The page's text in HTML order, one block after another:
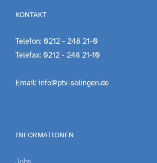
KONTAKT
Telefon: 0212 - 248 21-0
Telefax: 0212 - 248 21-10
Email: info@ptv-solingen.de
INFORMATIONEN